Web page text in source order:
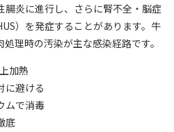
腸炎に進行し、さらに腎不全・脳症
）を発症することがあります。牛
理時の汚染が主な感染経路です。
加熱
に避ける
ムで消毒
底